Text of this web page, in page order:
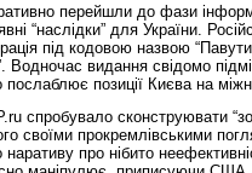
перейшли до фази
“наслідки” для України.
під кодовою назвою
Водночас видання свідомо
позиції Києва на
спробувало сконструювати
своїми прокремлівськими
наративу про нібито